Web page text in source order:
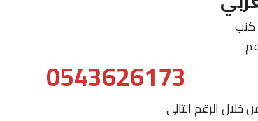
كنب
0543626173
خلال الرقم التالى